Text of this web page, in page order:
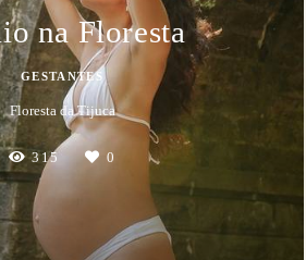
na Floresta
GESTANTES
Floresta da Tijuca
315 0